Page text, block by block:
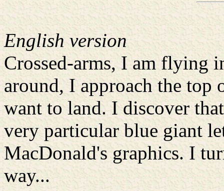
English version
Crossed-arms, I am flying
around, I approach the
want to land. I discover
very particular blue giant
MacDonald's graphics. I
way...